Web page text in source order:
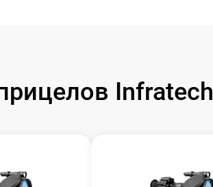
Infratech